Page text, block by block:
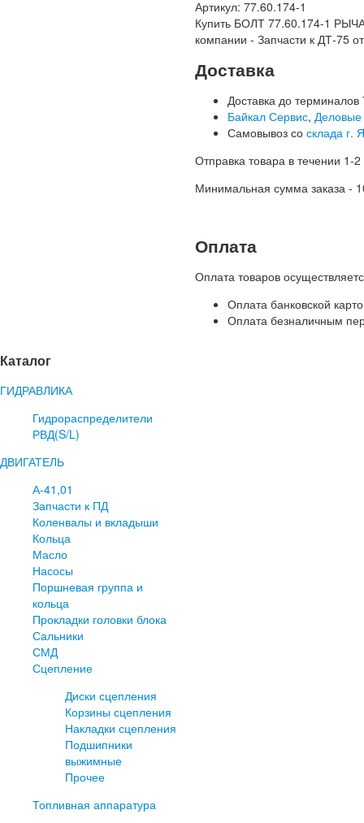
Артикул: 77.60.174-1
Купить БОЛТ 77.60.174-1
компании - Запчасти к ДТ-75
Доставка
Доставка до
Байкал Сервис,
Самовывоз со склада г.
Отправка товара в течении 1-
Минимальная сумма заказа -
Оплата
Оплата товаров
Оплата банковской
Оплата безналичным
Каталог
ГИДРАВЛИКА
Гидрораспределители
РВД(S/L)
ДВИГАТЕЛЬ
А-41,01
Запчасти к ПД
Коленвалы и вкладыши
Кольца
Масло
Насосы
Поршневая группа и
кольца
Прокладки головки блока
Сальники
СМД
Сцепление
Диски сцепления
Корзины сцепления
Накладки сцепления
Подшипники
выжимные
Прочее
Топливная аппаратура